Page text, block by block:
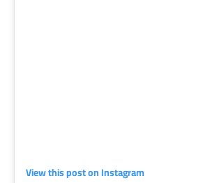
View this post on Instagram